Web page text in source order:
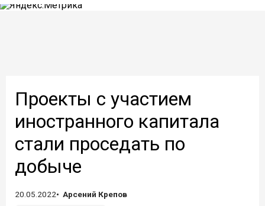
Проекты с участием
иностранного капитала
стали проседать по
добыче
20.05.2022
Арсений Крепов